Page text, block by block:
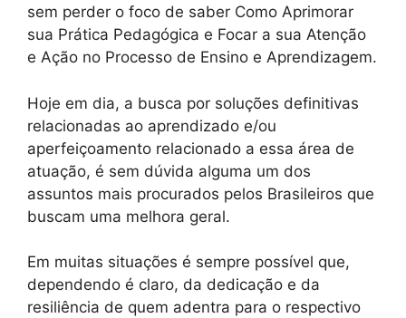
sem perder o foco de saber Como Aprimorar
sua Prática Pedagógica e Focar a sua Atenção
e Ação no Processo de Ensino e Aprendizagem.
Hoje em dia, a busca por soluções definitivas
relacionadas ao aprendizado e/ou
aperfeiçoamento relacionado a essa área de
atuação, é sem dúvida alguma um dos
assuntos mais procurados pelos Brasileiros que
buscam uma melhora geral.
Em muitas situações é sempre possível que,
dependendo é claro, da dedicação e da
resiliência de quem adentra para o respectivo